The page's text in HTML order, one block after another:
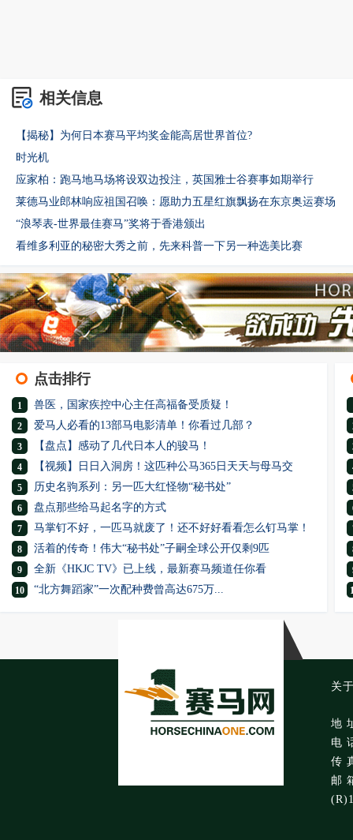
相关信息
【揭秘】为何日本赛马平均奖金能高居世界首位?
时光机
应家柏：跑马地马场将设双边投注，英国雅士谷赛事如期举行
莱德马业郎林响应祖国召唤：愿助力五星红旗飘扬在东京奥运赛场
“浪琴表-世界最佳赛马”奖将于香港颁出
看维多利亚的秘密大秀之前，先来科普一下另一种选美比赛
点击排行
1 兽医，国家疾控中心主任高福备受质疑！
2 爱马人必看的13部马电影清单！你看过几部？
3 【盘点】感动了几代日本人的骏马！
4 【视频】日日入洞房！这匹种公马365日天天与母马交
5 历史名驹系列：另一匹大红怪物“秘书处”
6 盘点那些给马起名字的方式
7 马掌钉不好，一匹马就废了！还不好好看看怎么钉马掌！
8 活着的传奇！伟大“秘书处”子嗣全球公开仅剩9匹
9 全新《HKJC TV》已上线，最新赛马频道任你看
10 “北方舞蹈家”一次配种费曾高达675万...
关
地
电
传
邮